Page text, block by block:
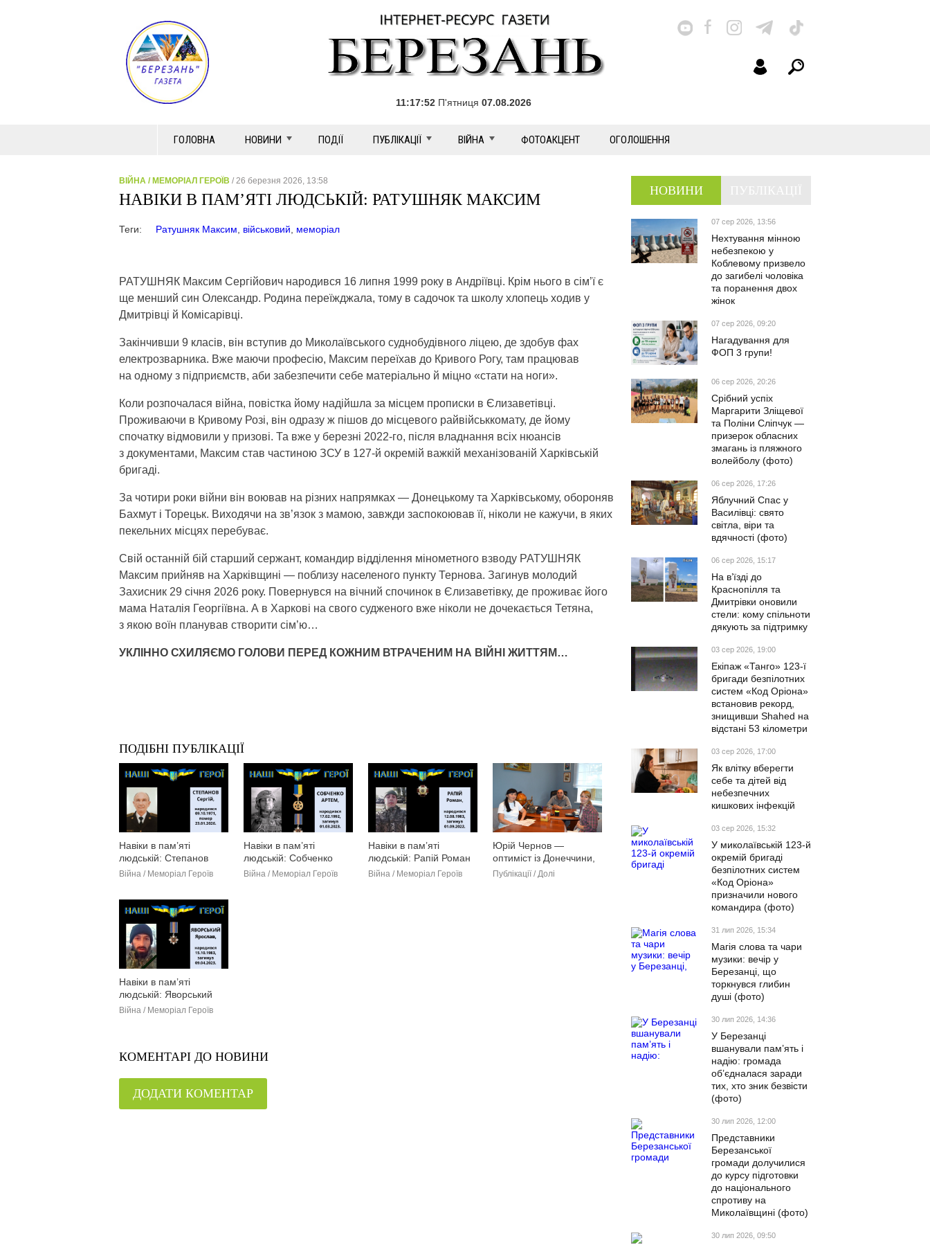
11:17:52 П'ятниця 07.08.2026
ГОЛОВНА НОВИНИ ПОДІЇ ПУБЛІКАЦІЇ ВІЙНА ФОТОАКЦЕНТ ОГОЛОШЕННЯ
ВІЙНА / МЕМОРІАЛ ГЕРОЇВ / 26 березня 2026, 13:58
НАВІКИ В ПАМ’ЯТІ ЛЮДСЬКІЙ: РАТУШНЯК МАКСИМ
Теги: Ратушняк Максим військовий меморіал
РАТУШНЯК Максим Сергійович народився 16 липня 1999 року в Андріївці. Крім нього в сім’ї є
ще менший син Олександр. Родина переїжджала, тому в садочок та школу хлопець ходив у
Дмитрівці й Комісарівці.
Закінчивши 9 класів, він вступив до Миколаївського суднобудівного ліцею, де здобув фах
електрозварника. Вже маючи професію, Максим переїхав до Кривого Рогу, там працював
на одному з підприємств, аби забезпечити себе матеріально й міцно «стати на ноги».
Коли розпочалася війна, повістка йому надійшла за місцем прописки в Єлизаветівці.
Проживаючи в Кривому Розі, він одразу ж пішов до місцевого райвійськкомату, де йому
спочатку відмовили у призові. Та вже у березні 2022-го, після владнання всіх нюансів
з документами, Максим став частиною ЗСУ в 127-й окремій важкій механізованій Харківській
бригаді.
За чотири роки війни він воював на різних напрямках — Донецькому та Харківському, обороняв
Бахмут і Торецьк. Виходячи на зв’язок з мамою, завжди заспокоював її, ніколи не кажучи, в яких
пекельних місцях перебуває.
Свій останній бій старший сержант, командир відділення мінометного взводу РАТУШНЯК
Максим прийняв на Харківщині — поблизу населеного пункту Тернова. Загинув молодий
Захисник 29 січня 2026 року. Повернувся на вічний спочинок в Єлизаветівку, де проживає його
мама Наталія Георгіївна. А в Харкові на свого судженого вже ніколи не дочекається Тетяна,
з якою воїн планував створити сім’ю…
УКЛІННО СХИЛЯЄМО ГОЛОВИ ПЕРЕД КОЖНИМ ВТРАЧЕНИМ НА ВІЙНІ ЖИТТЯМ…
ПОДІБНІ ПУБЛІКАЦІЇ
Навіки в пам’яті
людській: Степанов
Сергій
Війна / Меморіал Героїв
Навіки в пам’яті
людській: Собченко
Артем
Війна / Меморіал Героїв
Навіки в пам’яті
людській: Рапій Роман
Війна / Меморіал Героїв
Юрій Чернов —
оптиміст із Донеччини,
який попри все працює
Публікації / Долі
Навіки в пам’яті
людській: Яворський
Ярослав
Війна / Меморіал Героїв
КОМЕНТАРІ ДО НОВИНИ
ДОДАТИ КОМЕНТАР
НОВИНИ
07 сер 2026, 13:56
Нехтування мінною
небезпекою у
Коблевому призвело
до загибелі чоловіка
та поранення двох
жінок
07 сер 2026, 09:20
Нагадування для
ФОП 3 групи!
06 сер 2026, 20:26
Срібний успіх
Маргарити Зліщевої
та Поліни Сліпчук —
призерок обласних
змагань із пляжного
волейболу (фото)
06 сер 2026, 17:26
Яблучний Спас у
Василівці: свято
світла, віри та
вдячності (фото)
06 сер 2026, 15:17
На в’їзді до
Краснопілля та
Дмитрівки оновили
стели: кому спільноти
дякують за підтримку
03 сер 2026, 19:00
Екіпаж «Танго» 123-ї
бригади безпілотних
систем «Код Оріона»
встановив рекорд,
знищивши Shahed на
відстані 53 кілометри
03 сер 2026, 17:00
Як влітку вберегти
себе та дітей від
небезпечних
кишкових інфекцій
03 сер 2026, 15:32
У миколаївській 123-й
окремій бригаді
безпілотних систем
«Код Оріона»
призначили нового
командира (фото)
31 лип 2026, 15:34
Магія слова та чари
музики: вечір у
Березанці, що
торкнувся глибин
душі (фото)
30 лип 2026, 14:36
У Березанці
вшанували пам’ять і
надію: громада
об’єдналася заради
тих, хто зник безвісти
(фото)
30 лип 2026, 12:00
Представники
Березанської
громади долучилися
до курсу підготовки
до національного
спротиву на
Миколаївщині (фото)
30 лип 2026, 09:50